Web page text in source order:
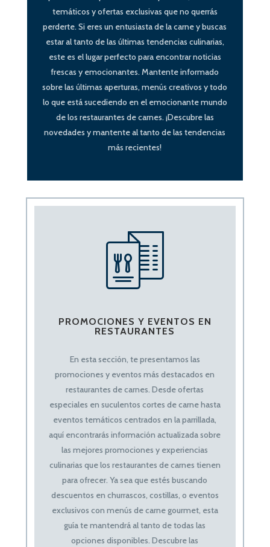
temáticos y ofertas exclusivas que no querrás
perderte. Si eres un entusiasta de la carne y buscas
estar al tanto de las últimas tendencias culinarias,
este es el lugar perfecto para encontrar noticias
frescas y emocionantes. Mantente informado
sobre las últimas aperturas, menús creativos y todo
lo que está sucediendo en el emocionante mundo
de los restaurantes de carnes. ¡Descubre las
novedades y mantente al tanto de las tendencias
más recientes!
PROMOCIONES Y EVENTOS EN
RESTAURANTES
En esta sección, te presentamos las
promociones y eventos más destacados en
restaurantes de carnes. Desde ofertas
especiales en suculentos cortes de carne hasta
eventos temáticos centrados en la parrillada,
aquí encontrarás información actualizada sobre
las mejores promociones y experiencias
culinarias que los restaurantes de carnes tienen
para ofrecer. Ya sea que estés buscando
descuentos en churrascos, costillas, o eventos
exclusivos con menús de carne gourmet, esta
guía te mantendrá al tanto de todas las
opciones disponibles. Descubre las